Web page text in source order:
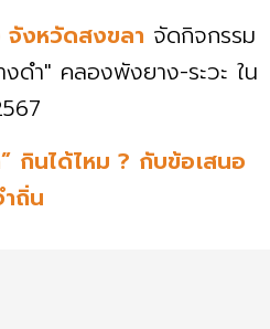
จังหวัดสงขลา จัดกิจกรรม
ดำ" คลองพังยาง-ระวะ ใน
กินได้ไหม ? กับข้อเสนอ
ถิ่น